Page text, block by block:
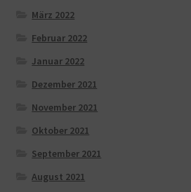
März 2022
Februar 2022
Januar 2022
Dezember 2021
November 2021
Oktober 2021
September 2021
August 2021